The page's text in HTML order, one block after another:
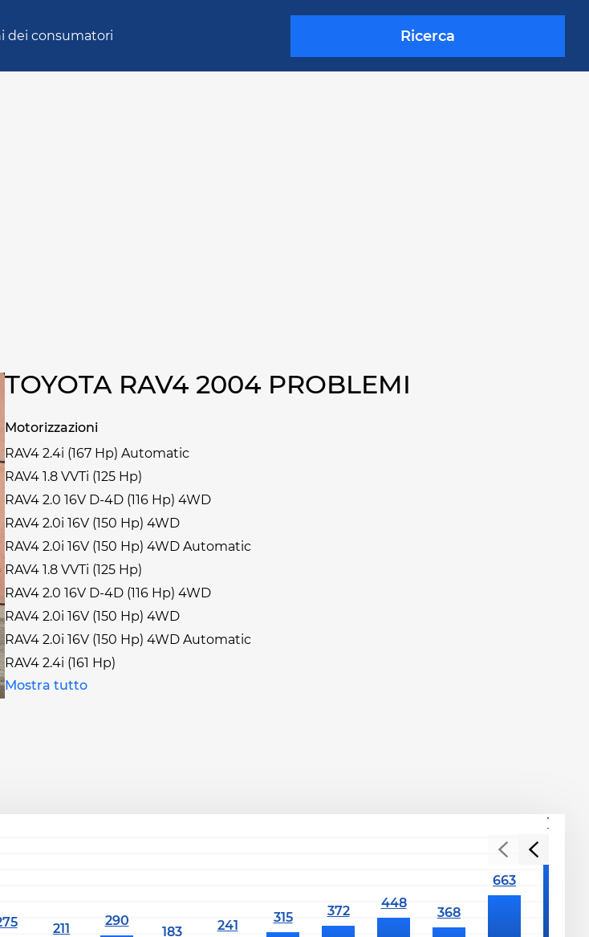
dei consumatori Ricerca
TOYOTA RAV4 2004 PROBLEMI
Motorizzazioni
RAV4 2.4i (167 Hp) Automatic
RAV4 1.8 VVTi (125 Hp)
RAV4 2.0 16V D-4D (116 Hp) 4WD
RAV4 2.0i 16V (150 Hp) 4WD
RAV4 2.0i 16V (150 Hp) 4WD Automatic
RAV4 1.8 VVTi (125 Hp)
RAV4 2.0 16V D-4D (116 Hp) 4WD
RAV4 2.0i 16V (150 Hp) 4WD
RAV4 2.0i 16V (150 Hp) 4WD Automatic
RAV4 2.4i (161 Hp)
Mostra tutto